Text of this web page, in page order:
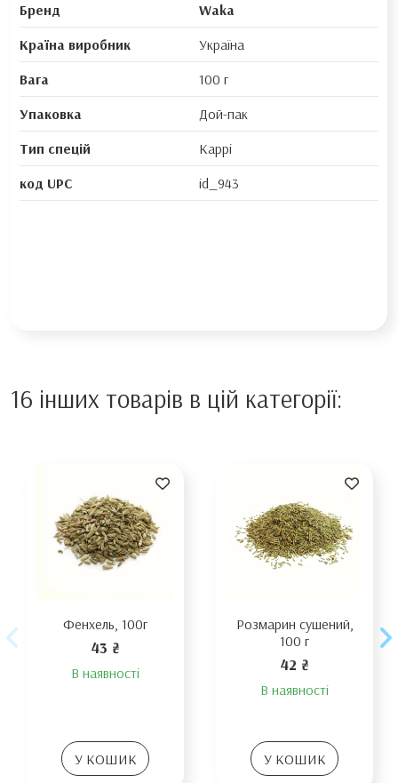
Бренд
Waka
Країна виробник
Україна
Вага
100 г
Упаковка
Дой-пак
Тип спецій
Каррі
код UPC
id_943
16 інших товарів в цій категорії:
Фенхель, 100г
43 ₴
В наявності
У КОШИК
Розмарин сушений,
100 г
42 ₴
В наявності
У КОШИК